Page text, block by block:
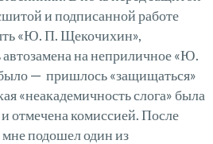
и подписанной работе
«Ю. П. Щекочихин»,
на неприличное «Ю.
— пришлось «защищаться»
«неакадемичность слога» была
отмечена комиссией. После
подошел один из